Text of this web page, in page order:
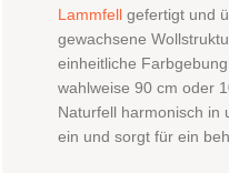
Lammfell gefertigt und
gewachsene
einheitliche
wahlweise 90 cm oder
Naturfell harmonisch in
ein und sorgt für ein